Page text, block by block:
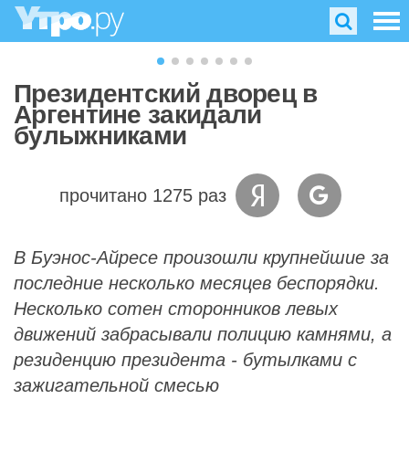
Президентский дворец в
Аргентине закидали
булыжниками
прочитано 1275 раз
В Буэнос-Айресе произошли крупнейшие за
последние несколько месяцев беспорядки.
Несколько сотен сторонников левых
движений забрасывали полицию камнями, а
резиденцию президента - бутылками с
зажигательной смесью